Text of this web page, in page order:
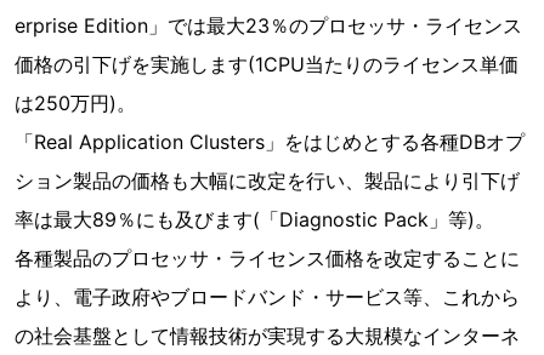
erprise Edition」では最大23％のプロセッサ・ライセンス
価格の引下げを実施します(1CPU当たりのライセンス単価
は250万円)。
「Real Application Clusters」をはじめとする各種DBオプ
ション製品の価格も大幅に改定を行い、製品により引下げ
率は最大89％にも及びます(「Diagnostic Pack」等)。
各種製品のプロセッサ・ライセンス価格を改定することに
より、電子政府やブロードバンド・サービス等、これから
の社会基盤として情報技術が実現する大規模なインターネ